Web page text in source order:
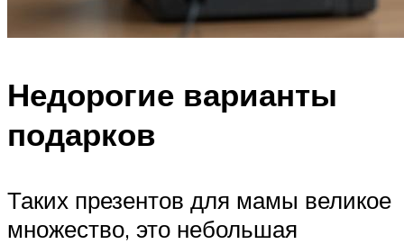
Недорогие варианты
подарков
Таких презентов для мамы великое
множество, это небольшая